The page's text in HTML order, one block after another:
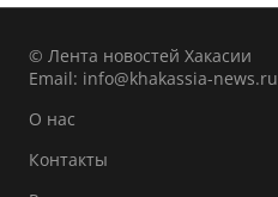
© Лента новостей Хакасии
Email: info@khakassia-news.ru
О нас
Контакты